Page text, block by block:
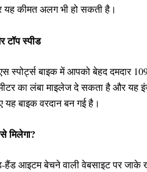
कीमत अलग भी हो सकती है।
टॉप स्पीड
स्पोर्ट्स बाइक में आपको बेहद दमदार
का लंबा माइलेज दे सकता है और यह
बाइक वरदान बन गई है।
मिलेगा?
हैंड आइटम बेचने वाली वेबसाइट पर